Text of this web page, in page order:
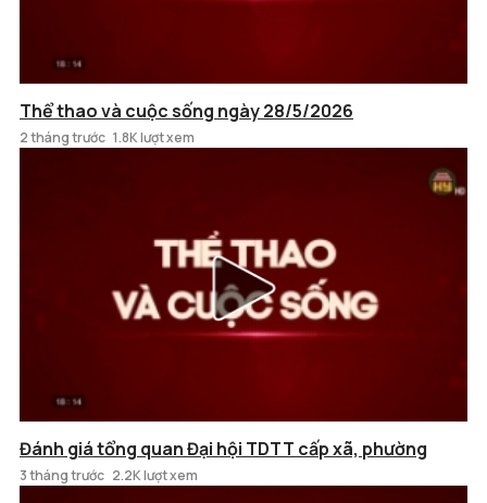
Thể thao và cuộc sống ngày 28/5/2026
2 tháng trước 1.8K lượt xem
Đánh giá tổng quan Đại hội TDTT cấp xã, phường
3 tháng trước 2.2K lượt xem